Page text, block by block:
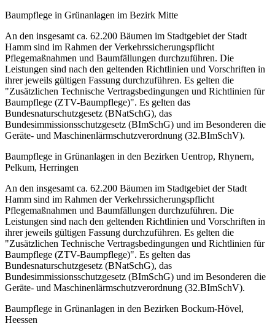
Baumpflege in Grünanlagen im Bezirk Mitte
An den insgesamt ca. 62.200 Bäumen im Stadtgebiet der Stadt
Hamm sind im Rahmen der Verkehrssicherungspflicht
Pflegemaßnahmen und Baumfällungen durchzuführen. Die
Leistungen sind nach den geltenden Richtlinien und Vorschriften in
ihrer jeweils gültigen Fassung durchzuführen. Es gelten die
"Zusätzlichen Technische Vertragsbedingungen und Richtlinien für
Baumpflege (ZTV-Baumpflege)". Es gelten das
Bundesnaturschutzgesetz (BNatSchG), das
Bundesimmissionsschutzgesetz (BImSchG) und im Besonderen die
Geräte- und Maschinenlärmschutzverordnung (32.BImSchV).
Baumpflege in Grünanlagen in den Bezirken Uentrop, Rhynern,
Pelkum, Herringen
An den insgesamt ca. 62.200 Bäumen im Stadtgebiet der Stadt
Hamm sind im Rahmen der Verkehrssicherungspflicht
Pflegemaßnahmen und Baumfällungen durchzuführen. Die
Leistungen sind nach den geltenden Richtlinien und Vorschriften in
ihrer jeweils gültigen Fassung durchzuführen. Es gelten die
"Zusätzlichen Technische Vertragsbedingungen und Richtlinien für
Baumpflege (ZTV-Baumpflege)". Es gelten das
Bundesnaturschutzgesetz (BNatSchG), das
Bundesimmissionsschutzgesetz (BImSchG) und im Besonderen die
Geräte- und Maschinenlärmschutzverordnung (32.BImSchV).
Baumpflege in Grünanlagen in den Bezirken Bockum-Hövel,
Heessen